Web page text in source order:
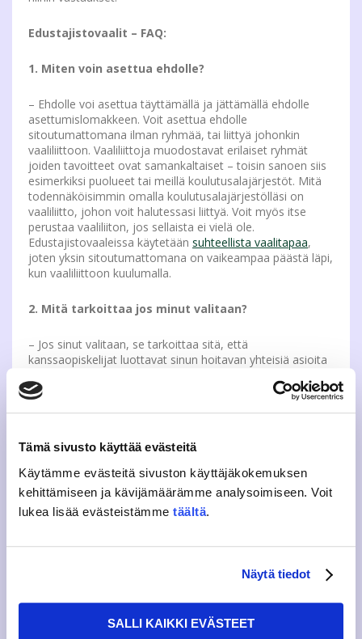
Tämä sivusto käyttää evästeitä
Käytämme evästeitä sivuston käyttäjäkokemuksen
kehittämiseen ja kävijämäärämme analysoimiseen. Voit
lukea lisää evästeistämme täältä.
Näytä tiedot
SALLI KAIKKI EVÄSTEET
Edustajistovaalit – FAQ:
1. Miten voin asettua ehdolle?
– Ehdolle voi asettua täyttämällä ja jättämällä ehdolle
asettumislomakkeen. Voit asettua ehdolle
sitoutumattomana ilman ryhmää, tai liittyä johonkin
vaaliliittoon. Vaaliliittoja muodostavat erilaiset ryhmät
joiden tavoitteet ovat samankaltaiset – toisin sanoen siis
esimerkiksi puolueet tai meillä koulutusalajärjestöt. Mitä
todennäköisimmin omalla koulutusalajärjestölläsi on
vaaliliitto, johon voit halutessasi liittyä. Voit myös itse
perustaa vaaliliiton, jos sellaista ei vielä ole.
Edustajistovaaleissa käytetään suhteellista vaalitapaa,
joten yksin sitoutumattomana on vaikeampaa päästä läpi,
kun vaaliliittoon kuulumalla.
2. Mitä tarkoittaa jos minut valitaan?
– Jos sinut valitaan, se tarkoittaa sitä, että
kanssaopiskelijat luottavat sinun hoitavan yhteisiä asioita
käyttämään JAMKOssa ylintä päätäntävaltaa, eli
päättämään muun edustajiston kanssa mm. JAMKOn
varajäsentä.
3. Onks siinä kauheesti työtä?!
videoyhteyden kautta, eli ei tarvitse tulla edes koululle asti!
Jos haluat voit edaattorina lähteä myös muihin
toimikuntiin ja lautakuntiin (esim. ruokalatoimikunta,
opintoasiain lautakunta..) Jokainen voi itse päättää kuinka
aktiivinen haluaa olla!